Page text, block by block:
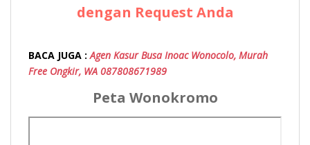
dengan Request Anda
BACA JUGA : Agen Kasur Busa Inoac Wonocolo, Murah
Free Ongkir, WA 087808671989
Peta Wonokromo